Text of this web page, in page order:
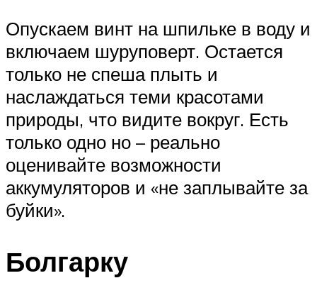
Опускаем винт на шпильке в воду и
включаем шуруповерт. Остается
только не спеша плыть и
наслаждаться теми красотами
природы, что видите вокруг. Есть
только одно но – реально
оценивайте возможности
аккумуляторов и «не заплывайте за
буйки».
Болгарку